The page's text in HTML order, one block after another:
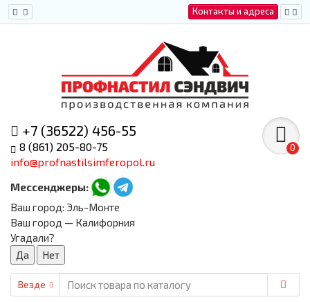
Контакты и адреса
+7 (36522) 456-55
8 (861) 205-80-75
info@profnastilsimferopol.ru
Мессенджеры:
0
Ваш город: Эль-Монте
Ваш город — Калифорния
Угадали?
Везде